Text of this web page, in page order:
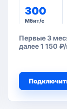
300
Мбит/с
Первые 3
далее 1 150